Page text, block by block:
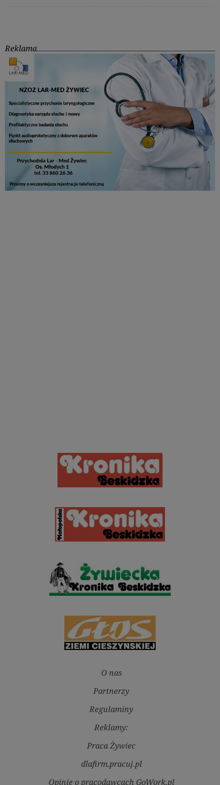
Reklama
O nas
Partnerzy
Regulaminy
Reklamy:
Praca Żywiec
dlafirm.pracuj.pl
Opinie o pracodawcach GoWork.pl